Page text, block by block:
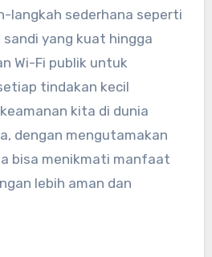
langkah sederhana seperti
yang kuat hingga
Wi-Fi publik untuk
tindakan kecil
kita di dunia
dengan mengutamakan
bisa menikmati manfaat
lebih aman dan